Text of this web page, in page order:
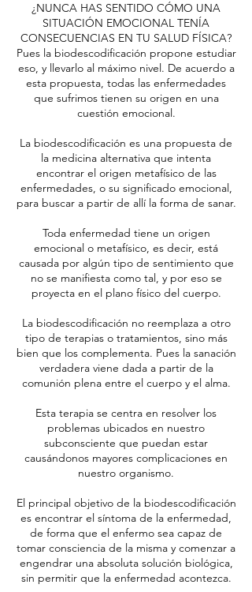
¿NUNCA HAS SENTIDO CÓMO UNA
SITUACIÓN EMOCIONAL TENÍA
CONSECUENCIAS EN TU SALUD FÍSICA?
Pues la biodescodificación propone estudiar
eso, y llevarlo al máximo nivel. De acuerdo a
esta propuesta, todas las enfermedades
que sufrimos tienen su origen en una
cuestión emocional.
La biodescodificación es una propuesta de
la medicina alternativa que intenta
encontrar el origen metafísico de las
enfermedades, o su significado emocional,
para buscar a partir de allí la forma de sanar.
Toda enfermedad tiene un origen
emocional o metafísico, es decir, está
causada por algún tipo de sentimiento que
no se manifiesta como tal, y por eso se
proyecta en el plano físico del cuerpo.
La biodescodificación no reemplaza a otro
tipo de terapias o tratamientos, sino más
bien que los complementa. Pues la sanación
verdadera viene dada a partir de la
comunión plena entre el cuerpo y el alma.
Esta terapia se centra en resolver los
problemas ubicados en nuestro
subconsciente que puedan estar
causándonos mayores complicaciones en
nuestro organismo.
El principal objetivo de la biodescodificación
es encontrar el síntoma de la enfermedad,
de forma que el enfermo sea capaz de
tomar consciencia de la misma y comenzar a
engendrar una absoluta solución biológica,
sin permitir que la enfermedad acontezca.